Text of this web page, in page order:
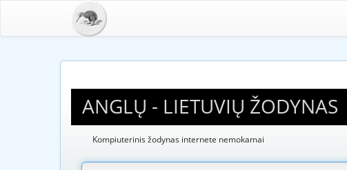
ANGLŲ - LIETUVIŲ ŽODYNAS
Kompiuterinis žodynas internete nemokamai